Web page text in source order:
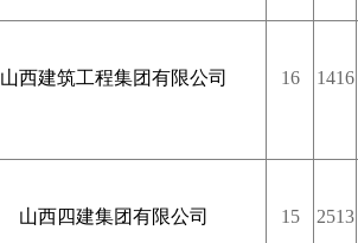
山西建筑工程集团有限公司 16 1416
山西四建集团有限公司 15 2513